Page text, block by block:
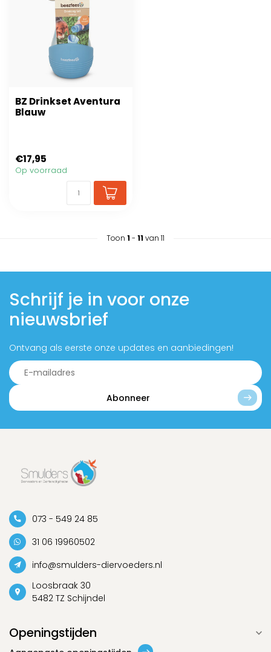
BZ Drinkset Aventura
Blauw
€17,95
Op voorraad
Toon 1- 11van 11
Schrijf je in voor onze
nieuwsbrief
Ontvang als eerste onze updates en aanbiedingen!
Abonneer
073 - 549 24 85
31 06 19960502
info@smulders-diervoeders.nl
Loosbraak 30
5482 TZ Schijndel
Openingstijden